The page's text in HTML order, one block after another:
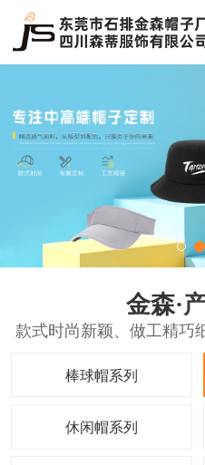
金森·
款式时尚新颖、做工精巧
棒球帽系列
休闲帽系列